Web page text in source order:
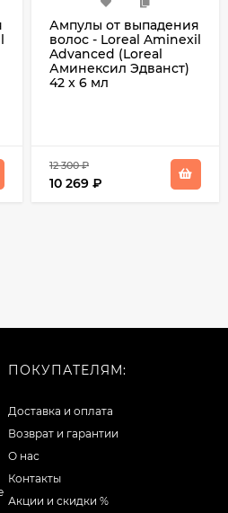
Ампулы от выпадения
волос - Loreal Aminexil
Advanced (Loreal
Аминексил Эдванст)
42 x 6 мл
12 300₽
10 269 ₽
ПОКУПАТЕЛЯМ:
Доставка и оплата
Возврат и гарантии
О нас
Контакты
Акции и скидки %